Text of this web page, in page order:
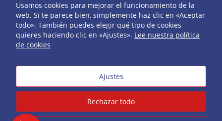
Usamos cookies para mejorar el funcionamiento de la
web. Si te parece bien, simplemente haz clic en «Aceptar
todo». También puedes elegir qué tipo de cookies
quieres haciendo clic en «Ajustes». Lee nuestra política
de cookies
Ajustes
Rechazar todo